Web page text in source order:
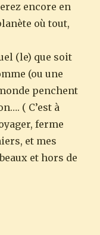
encore en
où tout,
(le) que soit
(ou une
penchent
( C’est à
ferme
et mes
et hors de